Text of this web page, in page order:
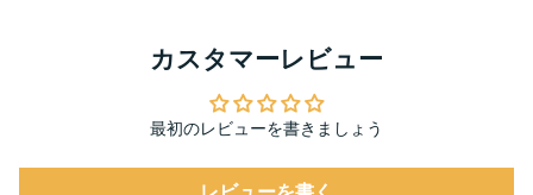
カスタマーレビュー
最初のレビューを書きましょう